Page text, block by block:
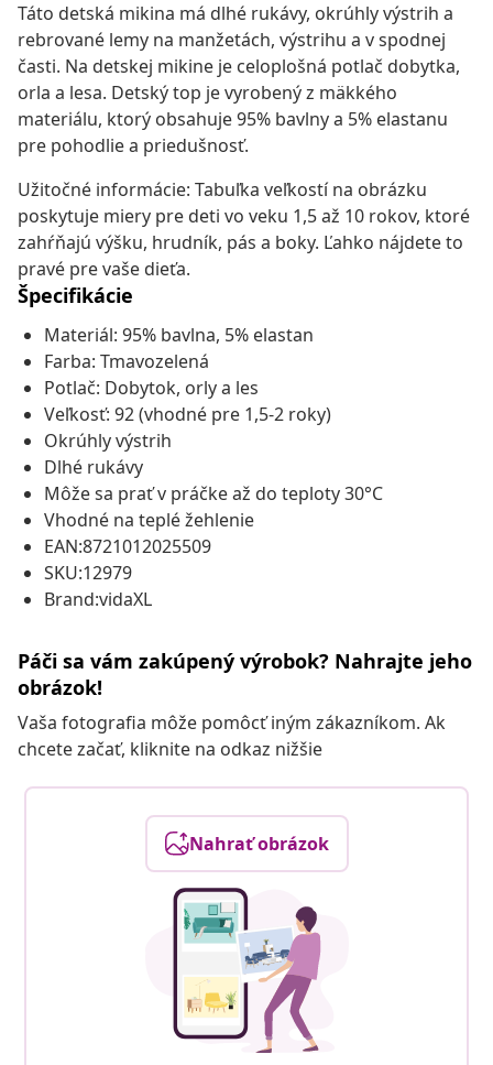
Táto detská mikina má dlhé rukávy, okrúhly výstrih a
rebrované lemy na manžetách, výstrihu a v spodnej
časti. Na detskej mikine je celoplošná potlač dobytka,
orla a lesa. Detský top je vyrobený z mäkkého
materiálu, ktorý obsahuje 95% bavlny a 5% elastanu
pre pohodlie a priedušnosť.
Užitočné informácie: Tabuľka veľkostí na obrázku
poskytuje miery pre deti vo veku 1,5 až 10 rokov, ktoré
zahŕňajú výšku, hrudník, pás a boky. Ľahko nájdete to
pravé pre vaše dieťa.
Špecifikácie
Materiál: 95% bavlna, 5% elastan
Farba: Tmavozelená
Potlač: Dobytok, orly a les
Veľkosť: 92 (vhodné pre 1,5-2 roky)
Okrúhly výstrih
Dlhé rukávy
Môže sa prať v práčke až do teploty 30°C
Vhodné na teplé žehlenie
EAN:8721012025509
SKU:12979
Brand:vidaXL
Páči sa vám zakúpený výrobok? Nahrajte jeho
obrázok!
Vaša fotografia môže pomôcť iným zákazníkom. Ak
chcete začať, kliknite na odkaz nižšie
Nahrať obrázok